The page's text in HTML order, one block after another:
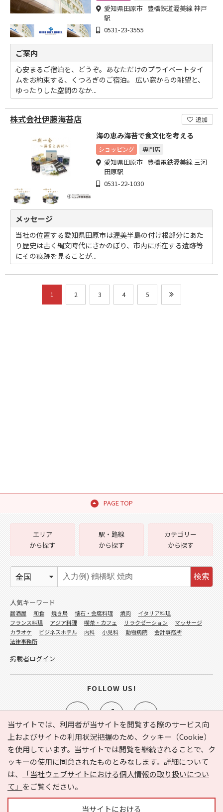
愛知県田原市 豊橋鉄道渥美線 神戸
駅
0531-23-3555
ご案内
心安まるご宿泊を、どうぞ。あなただけのプライベートタイ
ムをお約束する、くつろぎのご宿泊。 広い窓からの眺望と、
ゆったりした空間のなか...
株式会社伊藤海苔店 追加
海の恵み海苔で食文化を考える
ショッピング 専門店
愛知県田原市 豊橋電鉄渥美線 三河
田原駅
0531-22-1030
メッセージ
当社の位置する愛知県田原市は渥美半島の付け根部分にあた
り歴史は古く縄文時代にさかのぼり、市内に所在する遺跡等
にその痕跡を見ることが...
1 2 3 4 5
PAGE TOP
当サイトでは、利用者が当サイトを閲覧する際のサービス向
上およびサイトの利用状況把握のため、クッキー（Cookie）
を使用しています。当サイトでは閲覧を継続されることで、ク
ッキーの使用に同意されたものとみなします。詳細について
は、
「当社ウェブサイトにおける個人情報の取り扱いについ
て」 をご覧ください。
当サイトにおける
e-NAVITA（イーナビタ）とは？ お気に入り
ヘルプ
利用規約
個人情報の取り扱いについて
運営会社
サイトマップ
広告掲載に関するお問い合わせ
エリア
から探す
駅・路線
から探す
カテゴリー
から探す
検索
人気キーワード
居酒屋 和食 焼き鳥 懐石・会席料理 焼肉
イタリア料理
フランス料理
アジア料理 喫茶・カフェ リラクゼーション
マッサージ
カラオケ
ビジネスホテル 内科 小児科 動物病院
会計事務所
法律事務所
掲載者ログイン
FOLLOW US!